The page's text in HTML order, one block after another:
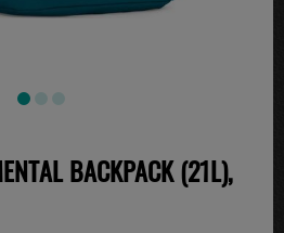
BACKPACK (21L),